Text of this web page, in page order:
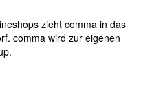
zieht comma in das
comma wird zur eigenen